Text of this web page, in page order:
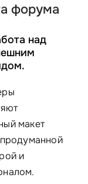
форума
над
макет
и